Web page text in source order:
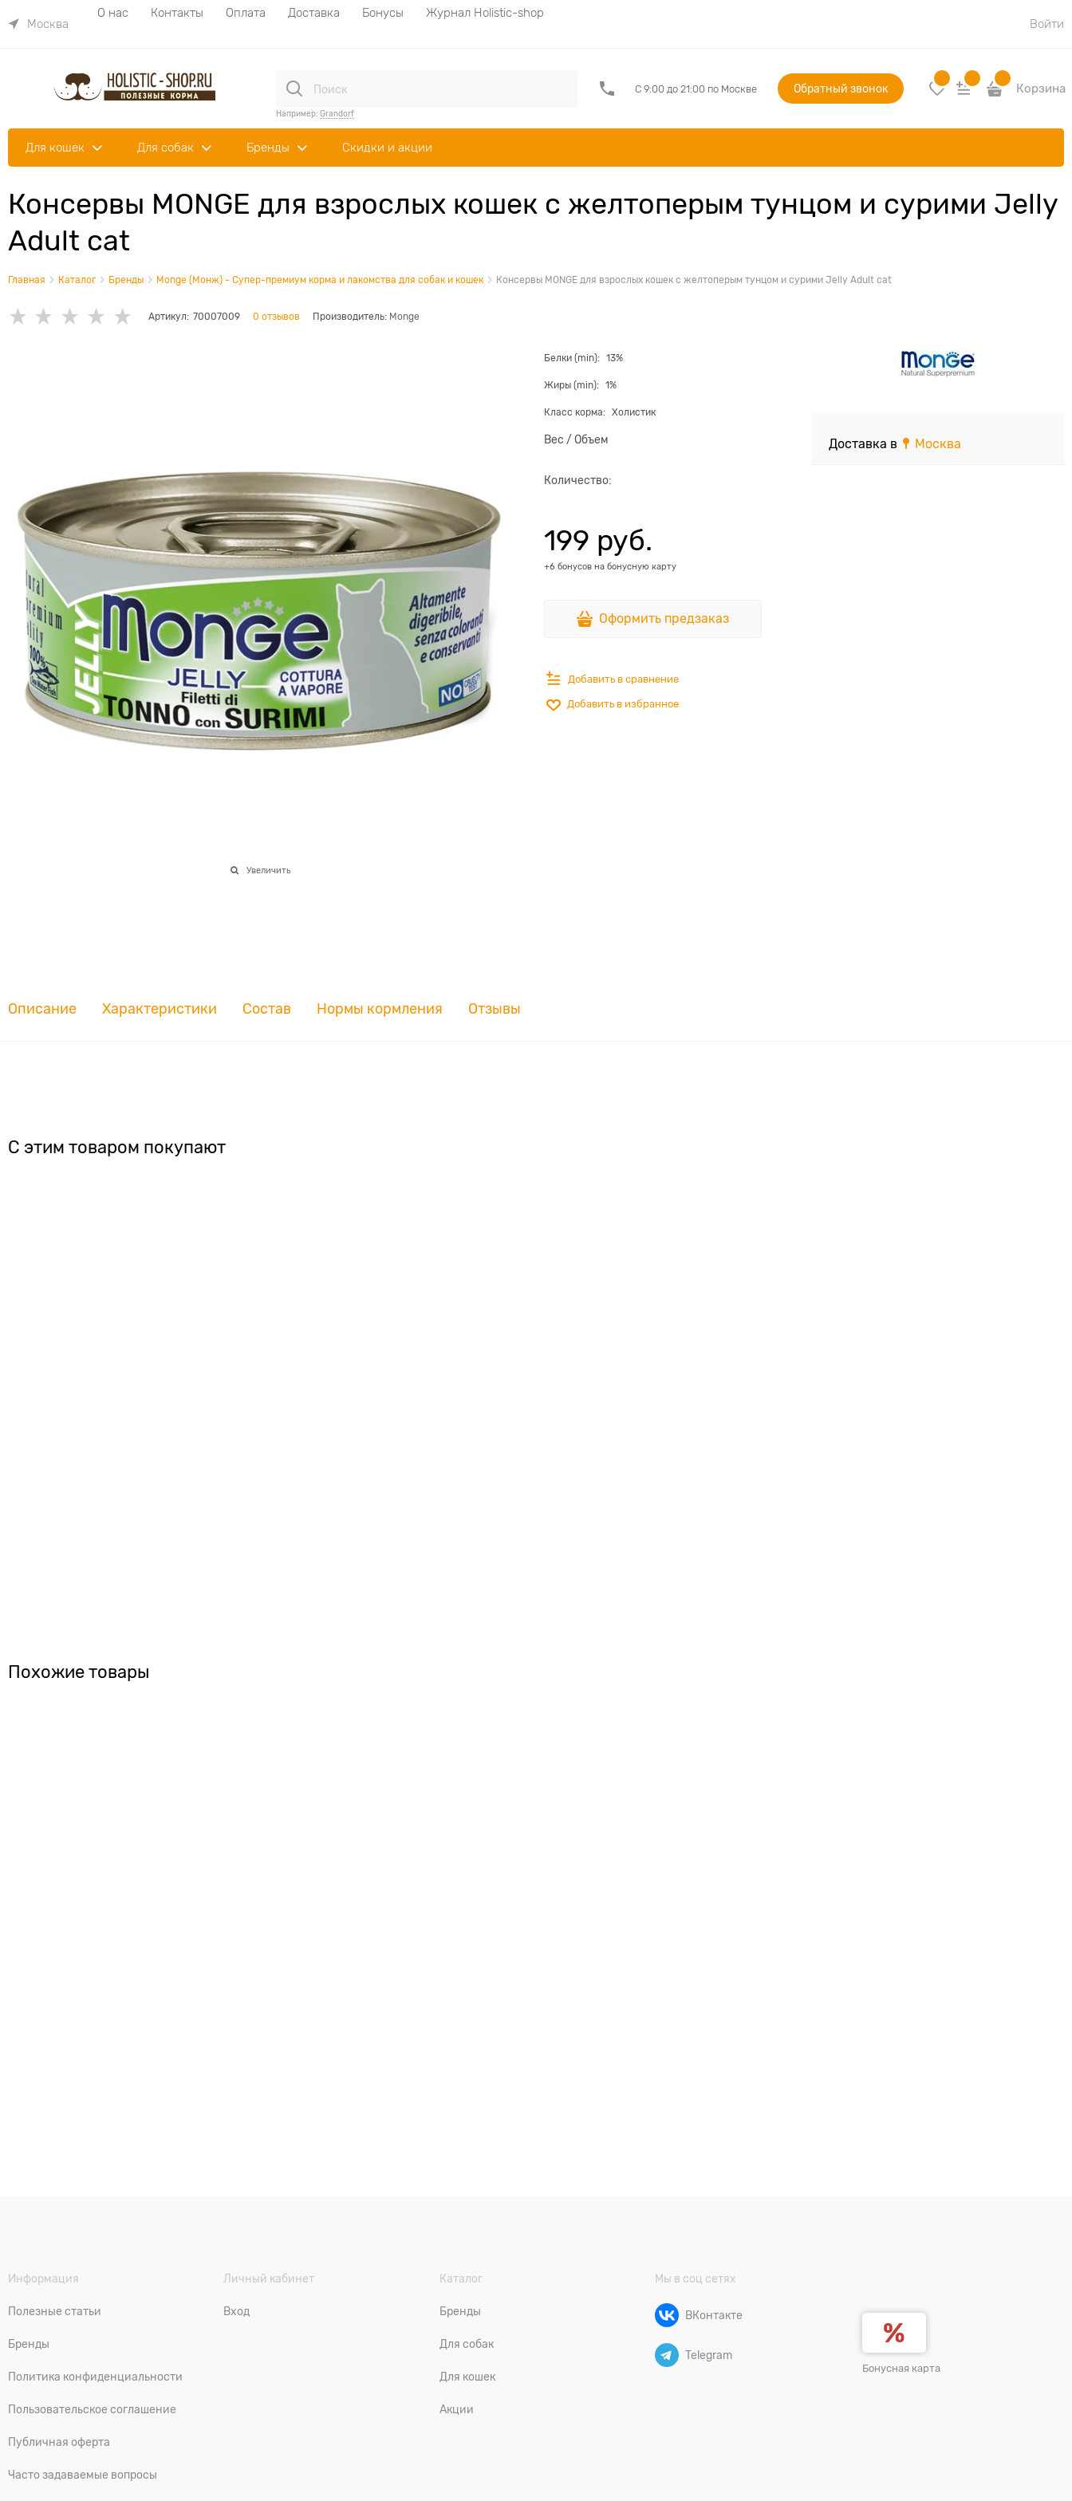
Москва
О нас Контакты Оплата Доставка Бонусы
Журнал Holistic-shop
Войти
Например: Grandorf
С 9:00 до 21:00 по Москве Обратный звонок Корзина
Для кошек Для собак Бренды Скидки и акции
Консервы MONGE для взрослых кошек с желтоперым тунцом и сурими Jelly
Adult cat
Главная Каталог Бренды Monge (Монж) - Супер-премиум корма и лакомства для собак и кошек Консервы MONGE для взрослых кошек с желтоперым тунцом и сурими Jelly Adult cat
Артикул: 70007009 0 отзывов Производитель: Monge
Увеличить
Белки (min): 13%
Жиры (min): 1%
Класс корма: Холистик
Вес / Объем
Количество:
199 руб.
+6 бонусов на бонусную карту
Оформить предзаказ
Добавить в сравнение
Добавить в избранное
Доставка в Москва
Описание Характеристики Состав Нормы кормления Отзывы
С этим товаром покупают
Похожие товары
Информация
Полезные статьи
Бренды
Политика конфиденциальности
Пользовательское соглашение
Публичная оферта
Часто задаваемые вопросы
Личный кабинет
Вход
Каталог
Бренды
Для собак
Для кошек
Акции
Мы в соц сетях
ВКонтакте
Telegram
Бонусная карта